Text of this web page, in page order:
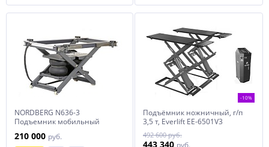
NORDBERG N636-3
Подъемник мобильный
210 000 руб.
-10%
Подъёмник ножничный, г/п
3,5 т, Everlift EE-6501V3
492 600 руб.
443 340 руб.